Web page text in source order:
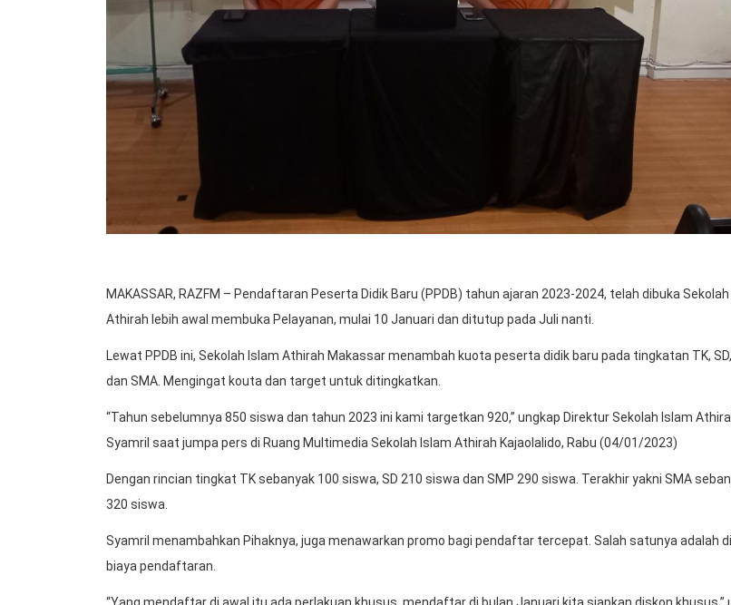
MAKASSAR, RAZFM – Pendaftaran Peserta Didik Baru (PPDB) tahun ajaran 2023-2024, telah dibuka
Athirah lebih awal membuka Pelayanan, mulai 10 Januari dan ditutup pada Juli nanti.
Lewat PPDB ini, Sekolah Islam Athirah Makassar menambah kuota peserta didik baru pada tingkatan TK, SD,
dan SMA. Mengingat kouta dan target untuk ditingkatkan.
“Tahun sebelumnya 850 siswa dan tahun 2023 ini kami targetkan 920,” ungkap Direktur Sekolah Islam
Syamril saat jumpa pers di Ruang Multimedia Sekolah Islam Athirah Kajaolalido, Rabu (04/01/2023)
Dengan rincian tingkat TK sebanyak 100 siswa, SD 210 siswa dan SMP 290 siswa. Terakhir yakni SMA
320 siswa.
Syamril menambahkan Pihaknya, juga menawarkan promo bagi pendaftar tercepat. Salah satunya adalah
biaya pendaftaran.